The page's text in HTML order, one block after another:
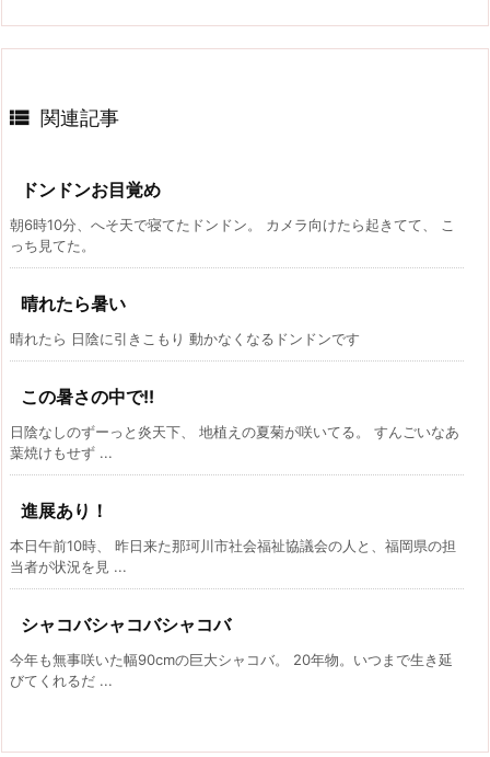
 関連記事
ドンドンお目覚め
朝6時10分、へそ天で寝てたドンドン。 カメラ向けたら起きてて、 こ
っち見てた。
晴れたら暑い
晴れたら 日陰に引きこもり 動かなくなるドンドンです
この暑さの中で!!
日陰なしのずーっと炎天下、 地植えの夏菊が咲いてる。 すんごいなあ
葉焼けもせず ...
進展あり！
本日午前10時、 昨日来た那珂川市社会福祉協議会の人と、福岡県の担
当者が状況を見 ...
シャコバシャコバシャコバ
今年も無事咲いた幅90cmの巨大シャコバ。 20年物。いつまで生き延
びてくれるだ ...